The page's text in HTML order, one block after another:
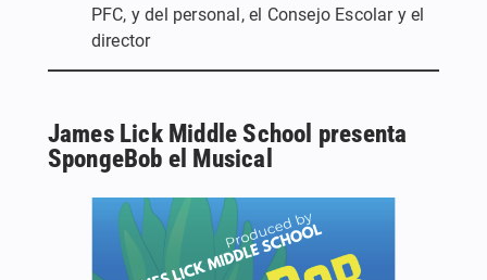
PFC, y del personal, el Consejo Escolar y el
director
James Lick Middle School presenta
SpongeBob el Musical